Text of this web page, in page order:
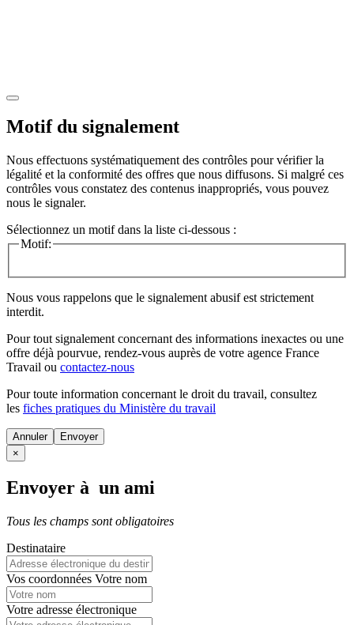
Motif du signalement
Nous effectuons systématiquement des contrôles pour vérifier la
légalité et la conformité des offres que nous diffusons. Si malgré ces
contrôles vous constatez des contenus inappropriés, vous pouvez
nous le signaler.
Sélectionnez un motif dans la liste ci-dessous :
Motif:
Nous vous rappelons que le signalement abusif est strictement
interdit.
Pour tout signalement concernant des informations inexactes ou une
offre déjà pourvue, rendez-vous auprès de votre agence France
Travail ou contactez-nous
Pour toute information concernant le droit du travail, consultez
les fiches pratiques du Ministère du travail
Annuler
×
Envoyer à un ami
Tous les champs sont obligatoires
Destinataire
Vos coordonnées Votre nom
Votre adresse électronique